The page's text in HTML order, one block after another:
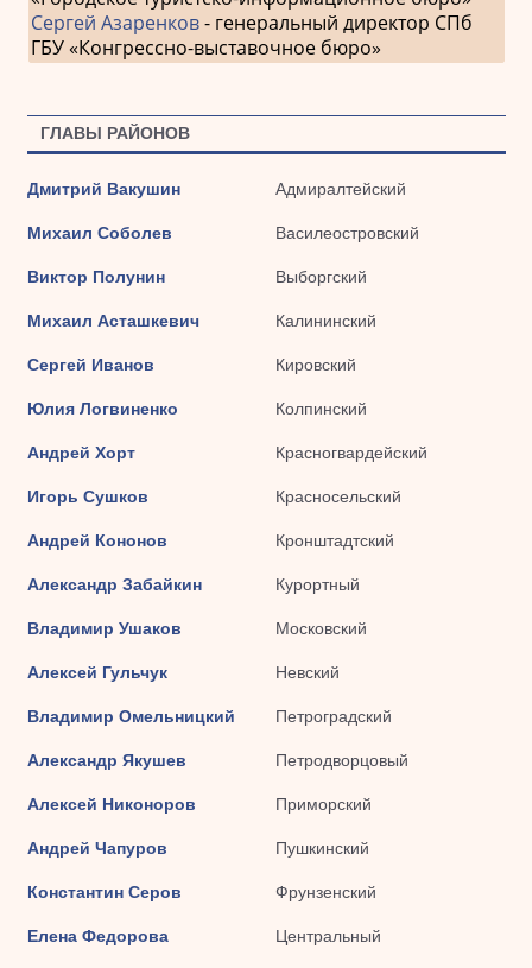
Сергей Азаренков- генеральный директор СПб
ГБУ «Конгрессно-выставочное бюро»
ГЛАВЫ РАЙОНОВ
Дмитрий Вакушин Адмиралтейский
Михаил Соболев Василеостровский
Виктор Полунин Выборгский
Михаил Асташкевич Калининский
Сергей Иванов Кировский
Юлия Логвиненко Колпинский
Андрей Хорт Красногвардейский
Игорь Сушков Красносельский
Андрей Кононов Кронштадтский
Александр Забайкин Курортный
Владимир Ушаков Московский
Алексей Гульчук Невский
Владимир Омельницкий Петроградский
Александр Якушев Петродворцовый
Алексей Никоноров Приморский
Андрей Чапуров Пушкинский
Константин Серов Фрунзенский
Елена Федорова Центральный